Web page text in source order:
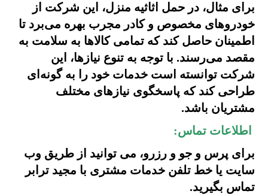
برای مثال، در حمل اثاثیه منزل، این شرکت از
خودروهای مخصوص و کادر مجرب بهره می‌برد تا
اطمینان حاصل کند که تمامی کالاها به سلامت به
مقصد می‌رسند. با توجه به تنوع نیازها، این
شرکت توانسته است خدمات خود را به گونه‌ای
طراحی کند که پاسخگوی نیازهای مختلف
مشتریان باشد.
اطلاعات تماس:
برای پرس و جو و رزرو، می توانید از طریق وب
سایت یاخط تلفن خدمات مشتری با مجید ترابر
تماس بگیرید.